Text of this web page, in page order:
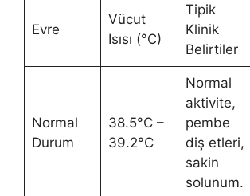
Evre
Vücut
Isısı (°C)
Tipik
Klinik
Belirtiler
Normal
Durum
38.5°C –
39.2°C
Normal
aktivite,
pembe
diş etleri,
sakin
solunum.